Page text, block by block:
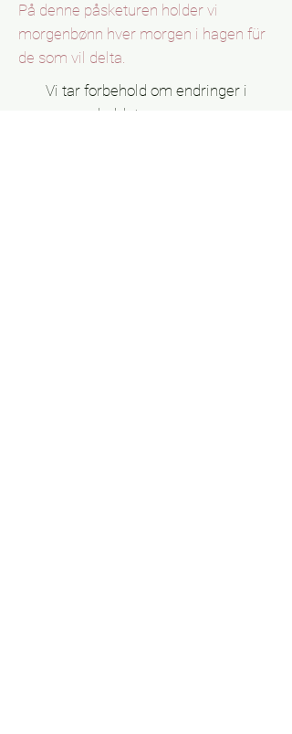
På denne påsketuren holder vi
morgenbønn hver morgen i hagen für
de som vil delta.
Vi tar forbehold om endringer i
opholdets program.